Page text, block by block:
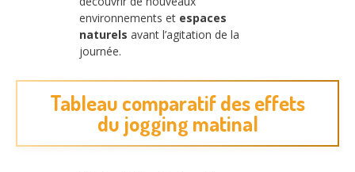
environnements et espaces
naturels avant l’agitation de la
journée.
Tableau comparatif des effets
du jogging matinal